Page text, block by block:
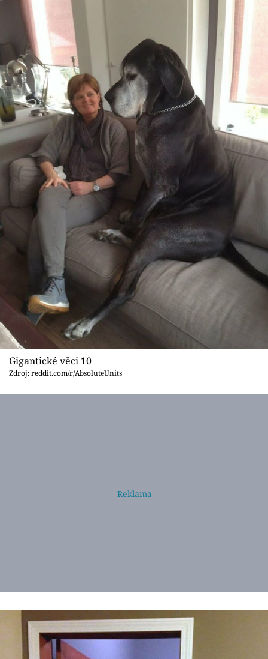
Gigantické věci 10
Zdroj: reddit.com/r/AbsoluteUnits